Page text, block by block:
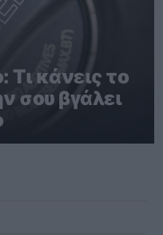
Τι κάνεις το
σου βγάλει